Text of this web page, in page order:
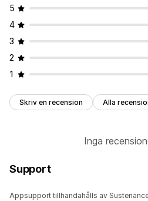
5
4
3
2
1
Skriv en recension Alla
Inga
Support
Appsupport tillhandahålls av